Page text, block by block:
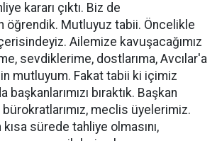
kararı çıktı. Biz de
öğrendik. Mutluyuz tabii. Öncelikle
Ailemize kavuşacağımız
sevdiklerime, dostlarıma, Avcılar'a
mutluyum. Fakat tabii ki içimiz
başkanlarımızı bıraktık. Başkan
bürokratlarımız, meclis üyelerimiz.
sürede tahliye olmasını,